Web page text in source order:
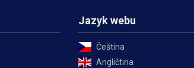
Jazyk webu
Čeština
Angličtina